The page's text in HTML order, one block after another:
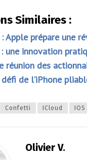
Similaires :
Apple prépare une
: une innovation
réunion des
de l’iPhone
Confetti ICloud IOS
Olivier V.